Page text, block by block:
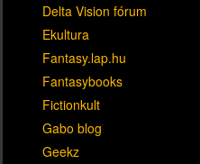
Delta Vision fórum
Ekultura
Fantasy.lap.hu
Fantasybooks
Fictionkult
Gabo blog
Geekz